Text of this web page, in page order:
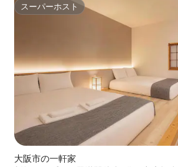
スーパーホスト
スーパーホスト
大阪市の一軒家